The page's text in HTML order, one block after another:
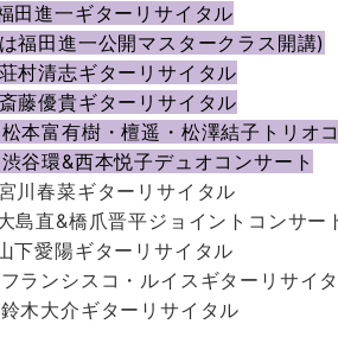
田進一ギターリサイタル
福田進一公開マスタークラス開講)
村清志ギターリサイタル
藤優貴ギターリサイタル
本富有樹・檀遥・松澤結子トリオ
谷環&西本悦子デュオコンサート
川春菜ギターリサイタル
島直&橋爪晋平ジョイントコンサー
下愛陽ギターリサイタル
ランシスコ・ルイスギターリサイ
木大介ギターリサイタル